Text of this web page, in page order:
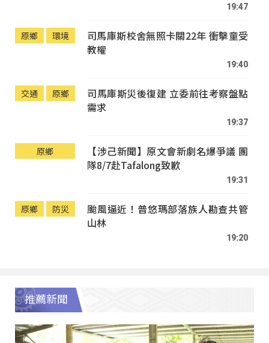
19:47
原鄉 環境
司馬庫斯校舍無照卡關22年 衝擊童受
教權
19:40
交通 原鄉
司馬庫斯災後復建 立委前往考察盤點
需求
19:37
原鄉
【涉己新聞】原文會新劇名爆爭議 團
隊8/7赴Tafalong致歉
19:31
原鄉 防災
颱風逼近！普悠瑪部落族人勘查共管
山林
19:20
推薦新聞